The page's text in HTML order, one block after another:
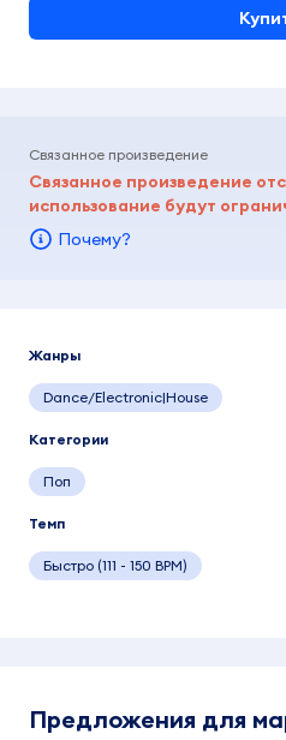
Связанное произведение
Связанное произведение
использование будут
Почему?
Жанры
Dance/Electronic|House
Категории
Поп
Темп
Быстро (111 - 150 BPM)
Предложения для